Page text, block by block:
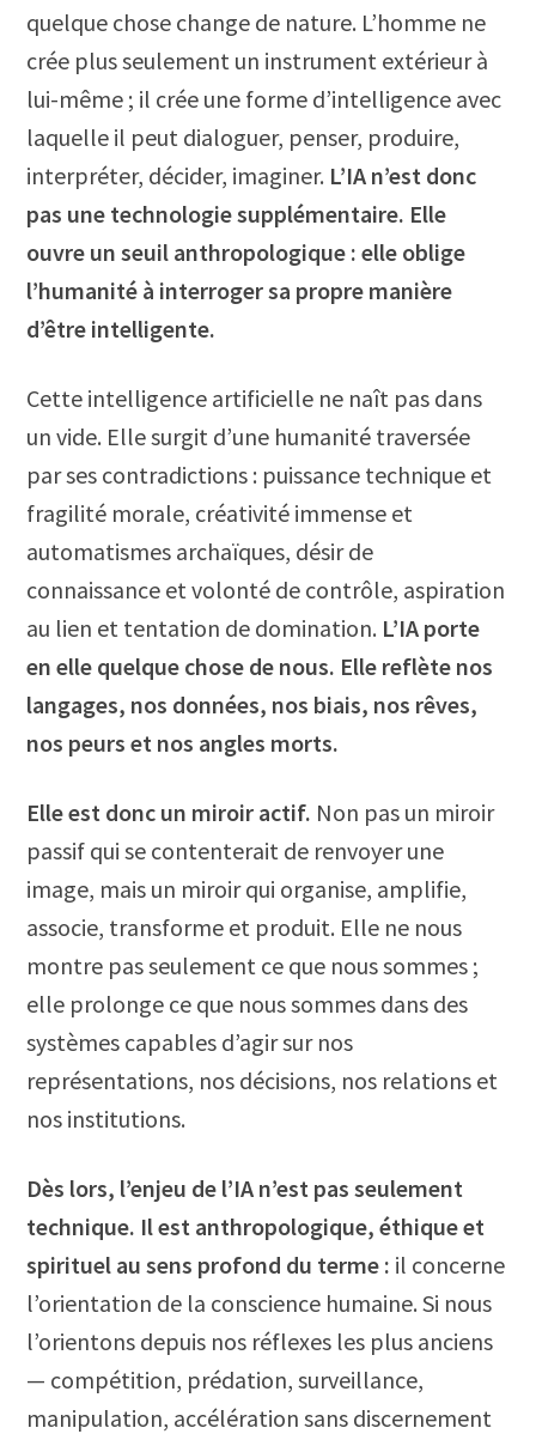
quelque chose change de nature. L’homme ne
crée plus seulement un instrument extérieur à
lui-même ; il crée une forme d’intelligence avec
laquelle il peut dialoguer, penser, produire,
interpréter, décider, imaginer. L’IA n’est donc
pas une technologie supplémentaire. Elle
ouvre un seuil anthropologique : elle oblige
l’humanité à interroger sa propre manière
d’être intelligente.
Cette intelligence artificielle ne naît pas dans
un vide. Elle surgit d’une humanité traversée
par ses contradictions : puissance technique et
fragilité morale, créativité immense et
automatismes archaïques, désir de
connaissance et volonté de contrôle, aspiration
au lien et tentation de domination. L’IA porte
en elle quelque chose de nous. Elle reflète nos
langages, nos données, nos biais, nos rêves,
nos peurs et nos angles morts.
Elle est donc un miroir actif. Non pas un miroir
passif qui se contenterait de renvoyer une
image, mais un miroir qui organise, amplifie,
associe, transforme et produit. Elle ne nous
montre pas seulement ce que nous sommes ;
elle prolonge ce que nous sommes dans des
systèmes capables d’agir sur nos
représentations, nos décisions, nos relations et
nos institutions.
Dès lors, l’enjeu de l’IA n’est pas seulement
technique. Il est anthropologique, éthique et
spirituel au sens profond du terme : il concerne
l’orientation de la conscience humaine. Si nous
l’orientons depuis nos réflexes les plus anciens
— compétition, prédation, surveillance,
manipulation, accélération sans discernement